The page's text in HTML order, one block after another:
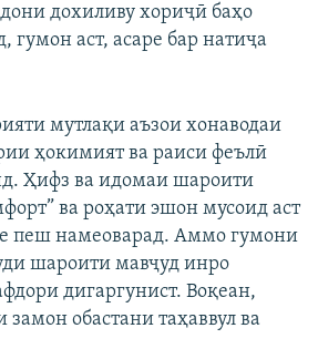
дохиливу хориҷӣ баҳо
гумон аст, асаре бар натиҷа
мутлақи аъзои хонаводаи
ҳокимият ва раиси феълӣ
Ҳифз ва идомаи шароити
ва роҳати эшон мусоид аст
пеш намеоварад. Аммо гумони
шароити мавҷуд инро
дигаргунист. Воқеан,
замон обастани таҳаввул ва